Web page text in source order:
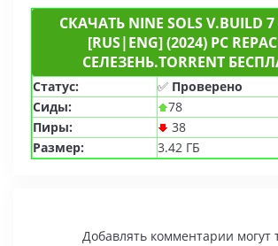
СКАЧАТЬ NINE SOLS V.BUILD 7
[RUS|ENG] (2024) PC
СЕЛЕЗЕНЬ.TORRENT
Статус: ✅ Проверено
Сиды:
78
Пиры:
38
Размер:
3.42 ГБ
Добавлять комментарии могут